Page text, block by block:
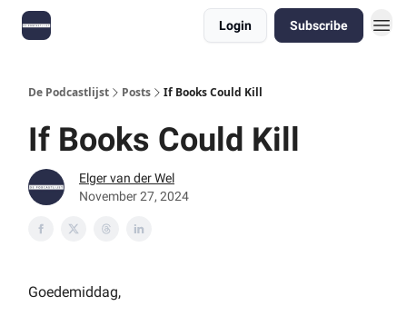
Login Subscribe
De Podcastlijst Posts If Books Could Kill
If Books Could Kill
Elger van der Wel
November 27, 2024
Goedemiddag,